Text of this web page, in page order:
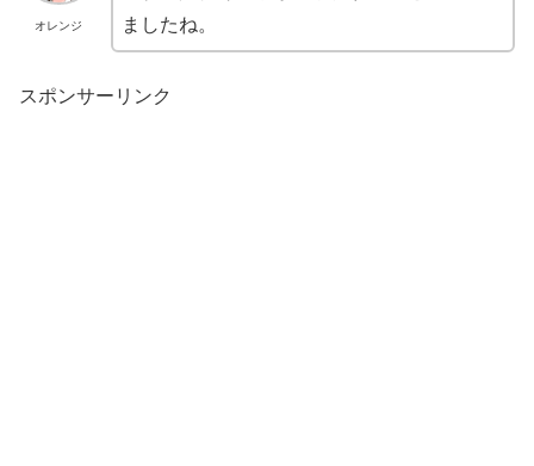
オレンジ
ましたね。
スポンサーリンク